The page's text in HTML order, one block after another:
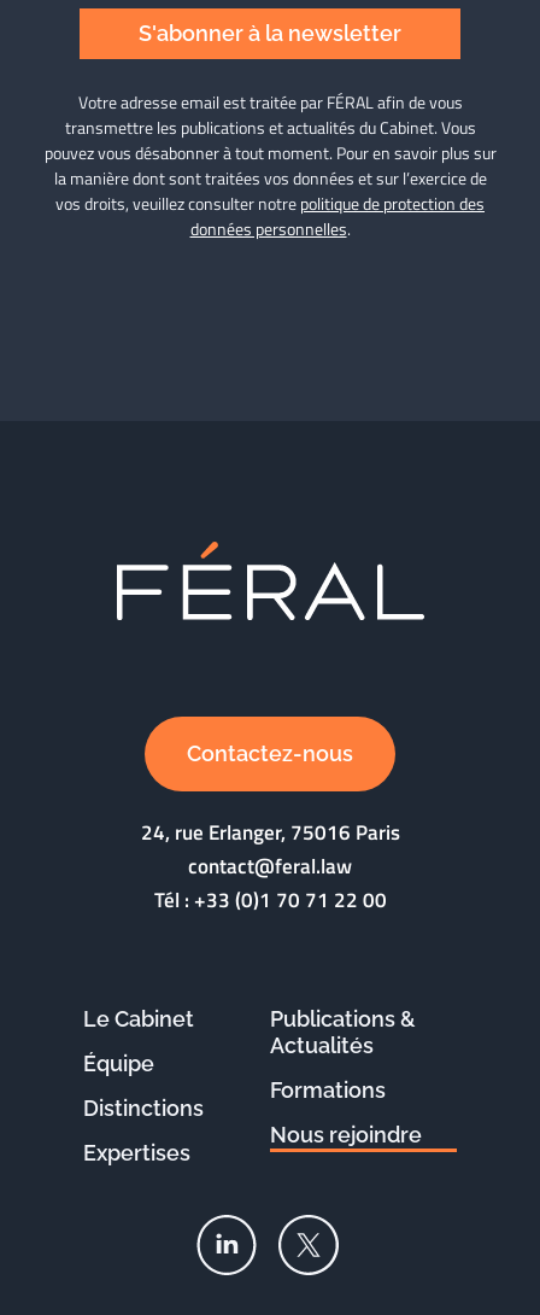
S'abonner à la newsletter
Votre adresse email est traitée par FÉRAL afin de vous
transmettre les publications et actualités du Cabinet. Vous
pouvez vous désabonner à tout moment. Pour en savoir plus sur
la manière dont sont traitées vos données et sur l’exercice de
vos droits, veuillez consulter notrepolitique de protection des
données personnelles.
Contactez-nous
24, rue Erlanger, 75016 Paris
contact@feral.law
Tél :+33 (0)1 70 71 22 00
Le Cabinet
Équipe
Distinctions
Expertises
Publications &
Actualités
Formations
Nous rejoindre